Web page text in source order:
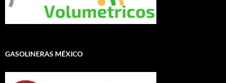
GASOLINERAS MÉXICO